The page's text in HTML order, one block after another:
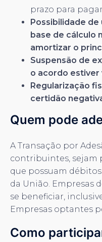
prazo para
Possibilidade
base de cálculo
amortizar o
Suspensão de
o acordo estiver
Regularização
certidão
Quem pode
A Transação por
contribuintes, sejam
que possuam
da União. Empresas
se beneficiar,
Empresas optantes
Como